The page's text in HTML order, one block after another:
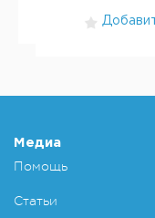
Медиа
Помощь
Статьи